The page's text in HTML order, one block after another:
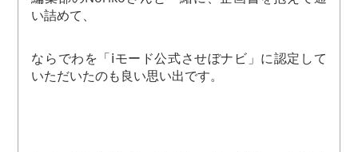
い詰めて、
ならでわを「ⅰモード公式させぼナビ」に認定して
いただいたのも良い思い出です。